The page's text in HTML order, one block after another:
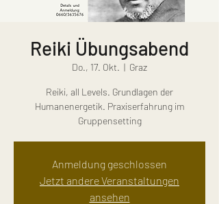
Reiki Übungsabend
Do., 17. Okt.
  |
Graz
Reiki, all Levels. Grundlagen der
Humanenergetik. Praxiserfahrung im
Gruppensetting
Anmeldung geschlossen
Jetzt andere Veranstaltungen
ansehen